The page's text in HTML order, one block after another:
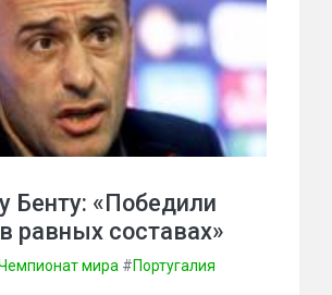
Бенту: «Победили
равных составах»
мира #Португалия